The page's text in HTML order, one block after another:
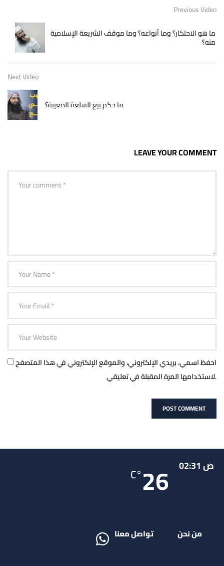
Previous Video
ما هو الاحتكار؟ وما أنواعه؟ وما موقف الشريعة الإسلامية
منه؟
Next Video
ما حكم بيع السلعة المعيبة؟
LEAVE YOUR COMMENT
احفظ اسمي، بريدي الإلكتروني، والموقع الإلكتروني في هذا المتصفح
لاستخدامها المرة المقبلة في تعليقي.
ص 02:31 26
°C
من نحن تواصل معنا